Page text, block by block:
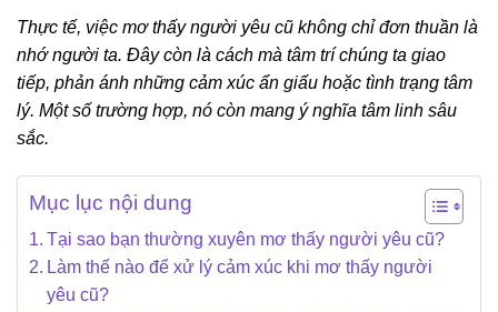
Thực tế, việc mơ thấy người yêu cũ không chỉ đơn thuần là
nhớ người ta. Đây còn là cách mà tâm trí chúng ta giao
tiếp, phản ánh những cảm xúc ẩn giấu hoặc tình trạng tâm
lý. Một số trường hợp, nó còn mang ý nghĩa tâm linh sâu
sắc.
Mục lục nội dung
Tại sao bạn thường xuyên mơ thấy người yêu cũ?
Làm thế nào để xử lý cảm xúc khi mơ thấy người
yêu cũ?